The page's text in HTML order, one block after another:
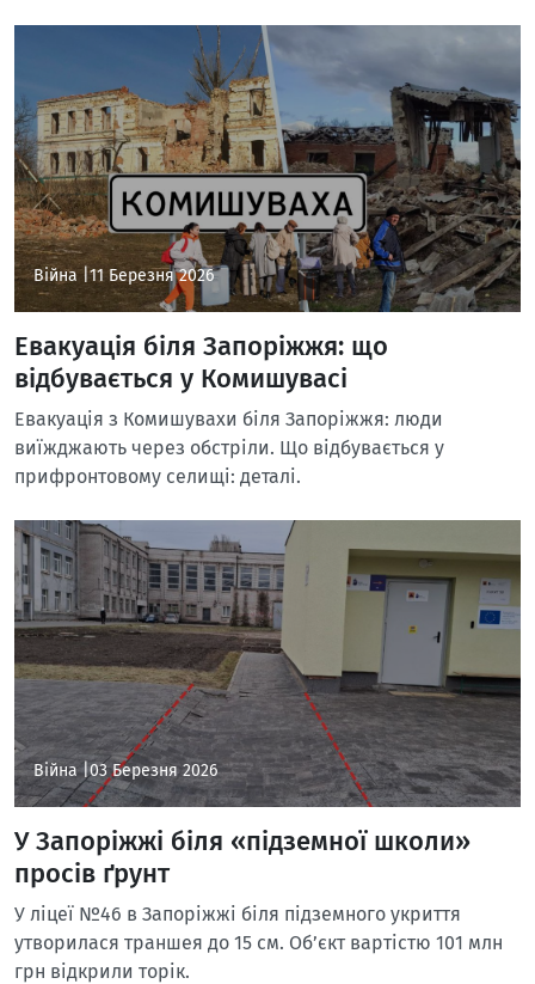
Війна |11 Березня 2026
Евакуація біля Запоріжжя: що
відбувається у Комишувасі
Евакуація з Комишувахи біля Запоріжжя: люди
виїжджають через обстріли. Що відбувається у
прифронтовому селищі: деталі.
Війна |03 Березня 2026
У Запоріжжі біля «підземної школи»
просів ґрунт
У ліцеї №46 в Запоріжжі біля підземного укриття
утворилася траншея до 15 см. Об’єкт вартістю 101 млн
грн відкрили торік.